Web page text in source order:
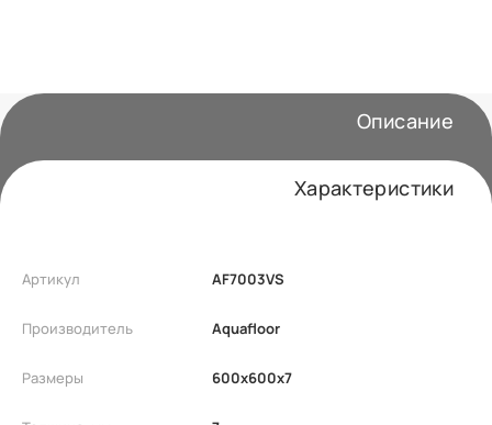
Характеристики
Описание
Артикул AF7003VS
Производитель Aquafloor
Размеры 600x600x7